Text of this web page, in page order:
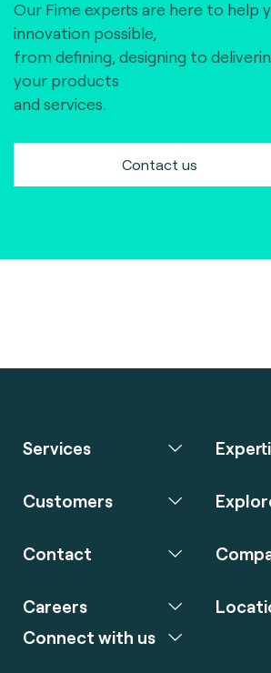
Our Fime experts are here to help
innovation possible,
from defining, designing to
your products
and services.
Contact us
Services
Customers
Contact
Careers
Connect with us